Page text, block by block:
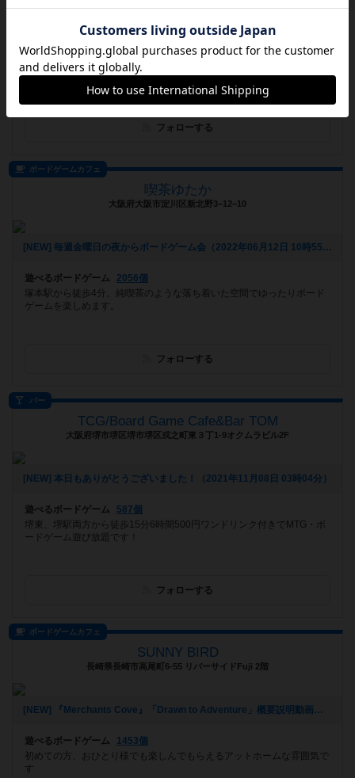
遊べるボードゲーム 244個
名古屋市中区新栄にOPEN‼【TCG/Board Game Cafe＆Bar TOM名古屋
店】です！ お洒落で快適な空間で『超フレン...
フォローする
ボードゲームカフェ
喫茶ゆたか
大阪府大阪市淀川区新北野3−12−10
[NEW] 毎週金曜日の夜からボードゲーム会（2022年06月12日 10時55分）
遊べるボードゲーム
2056個
塚本駅から徒歩4分。純喫茶のような落ち着いた空間でゆったりボード
ゲームを楽しめます。
フォローする
バー
TCG/Board Game Cafe&Bar TOM
大阪府堺市堺区堺市堺区戎之町東３丁1-9オクムラビル2F
[NEW] 本日もありがとうございました！（2021年11月08日 03時04分）
遊べるボードゲーム
587個
堺東、堺駅両方から徒歩15分6時間500円ワンドリンク付きでMTG・ボ
ードゲーム遊び放題です！
フォローする
ボードゲームカフェ
SUNNY BIRD
長崎県長崎市高尾町6-55 リバーサイドFuji 2階
[NEW] 『Merchants Cove』「Drawn to Adventure」概要説明動画アップしました。（2021年06月09日 16時06分）
遊べるボードゲーム
1453個
初めての方、おひとり様でも楽しんでもらえるアットホームな雰囲気で
す